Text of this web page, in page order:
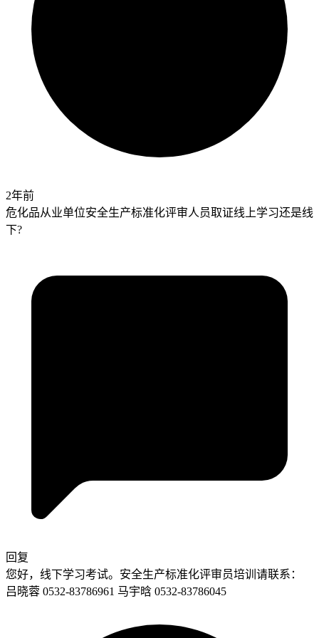
2年前
危化品从业单位安全生产标准化评审人员取证线上学习还是线
下?
回复
您好，线下学习考试。安全生产标准化评审员培训请联系：
吕晓蓉 0532-83786961 马宇晗 0532-83786045